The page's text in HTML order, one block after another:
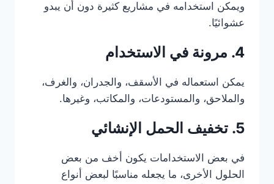
ويمكن استخدامه في مشاريع كثيرة دون أن يبدو
عشوائيًا.
4. مرونة في الاستخدام
يمكن استعماله في الأسقف، والجدران، والغرف،
والملاحق، والمستودعات، والمكاتب، وغيرها.
5. تخفيف الحمل الإنشائي
في بعض الاستخدامات يكون أخف من بعض
الحلول الأخرى، ما يجعله مناسبًا لبعض أنواع